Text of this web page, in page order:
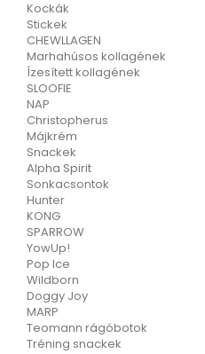
Kockák
Stickek
CHEWLLAGEN
Marhahúsos kollagének
Ízesített kollagének
SLOOFIE
NAP
Christopherus
Májkrém
Snackek
Alpha Spirit
Sonkacsontok
Hunter
KONG
SPARROW
YowUp!
Pop Ice
Wildborn
Doggy Joy
MARP
Teomann rágóbotok
Tréning snackek